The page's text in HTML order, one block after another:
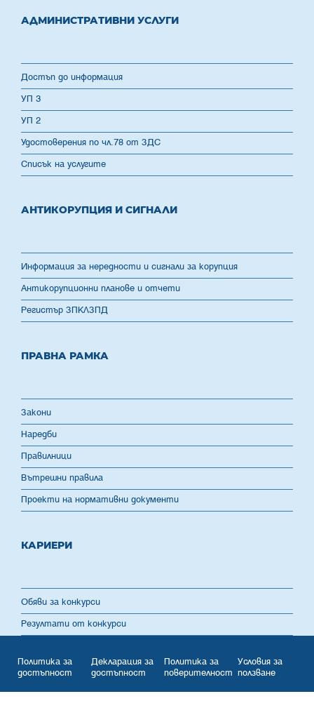
АДМИНИСТРАТИВНИ УСЛУГИ
Достъп до информация
УП 3
УП 2
Удостоверения по чл.78 от ЗДС
Списък на услугите
АНТИКОРУПЦИЯ И СИГНАЛИ
Информация за нередности и сигнали за корупция
Антикорупционни планове и отчети
Регистър ЗПКЛЗПД
ПРАВНА РАМКА
Закони
Наредби
Правилници
Вътрешни правила
Проекти на нормативни документи
КАРИЕРИ
Обяви за конкурси
Резултати от конкурси
Политика за
достъпност
Декларация за
достъпност
Политика за
поверителност
Условия за
ползване